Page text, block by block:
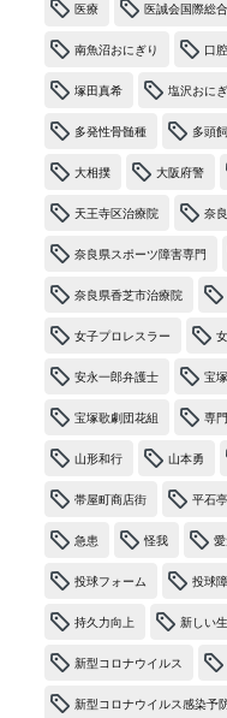
医療 医誠会国際総
南魚沼おにぎり 口
塚田真希 塩沢おに
多発性骨髄種 多頭
大相撲 大阪府警
天王寺区治療院 奈
奈良県スポーツ障害専門
奈良県香芝市治療院
女子プロレスラー
安永一郎弁護士 宝
宝塚歌劇団花組 専
山形和行 山本勇
帯屋町商店街 平石亭
急患 怪我
投球フォーム 投球
持久力向上 新しい
新型コロナウイルス
新型コロナウイルス感染予